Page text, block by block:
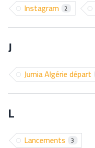
Instagram 2
J
Jumia Algérie départ
L
Lancements 3